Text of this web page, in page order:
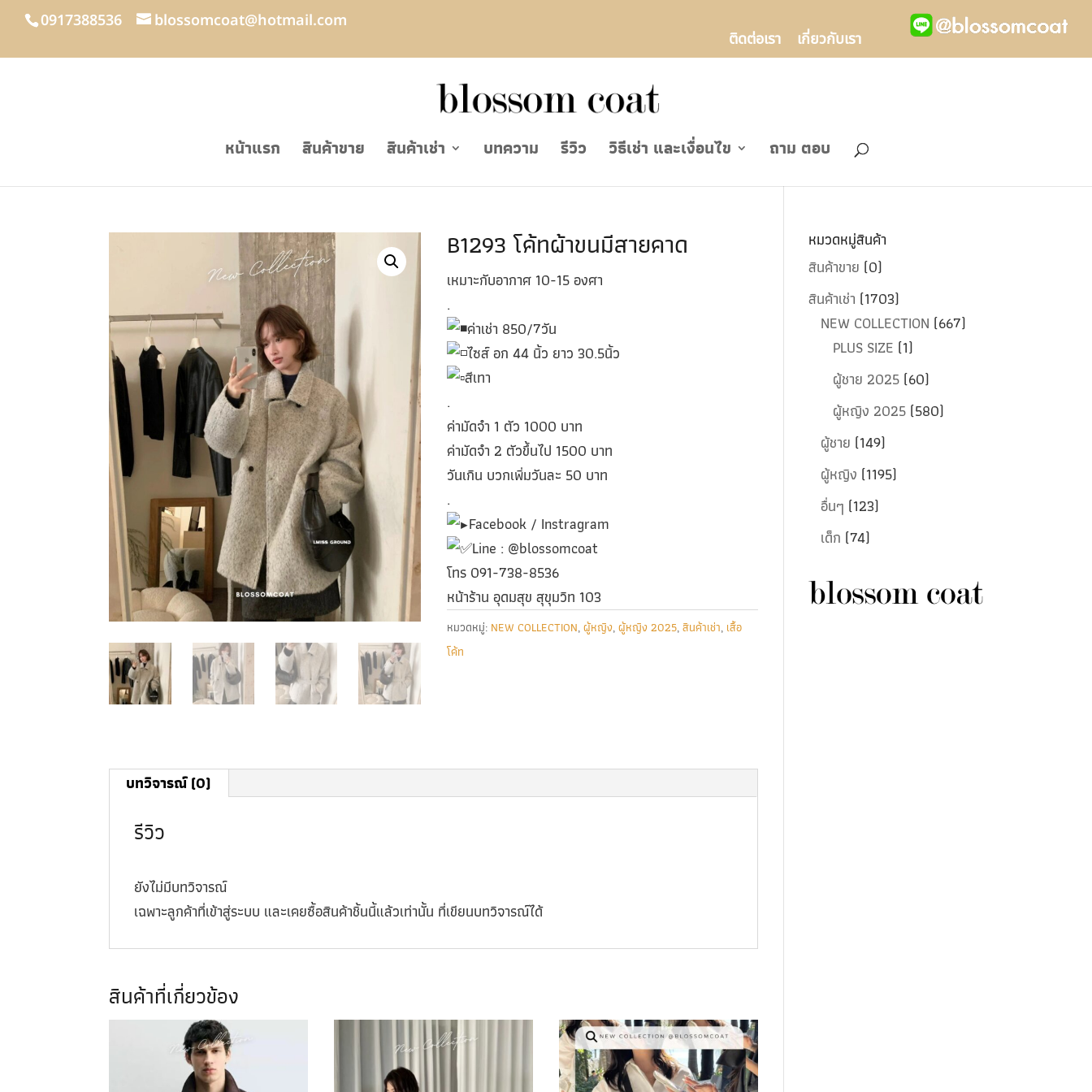
0917388536
blossomcoat@hotmail.com
ติดต่อเรา
เกี่ยวกับเรา
หน้าแรก สินค้าขาย สินค้าเช่า บทความ รีวิว วิธีเช่า และเงื่อนไข ถาม ตอบ
B1293 โค้ทผ้าขนมีสายคาด
เหมาะกับอากาศ 10-15 องศา
.
ค่าเช่า 850/7วัน
ไซส์ อก 44 นิ้ว ยาว 30.5นิ้ว
สีเทา
.
ค่ามัดจำ 1 ตัว 1000 บาท
ค่ามัดจำ 2 ตัวขึ้นไป 1500 บาท
วันเกิน บวกเพิ่มวันละ 50 บาท
.
Facebook / Instragram
Line : @blossomcoat
โทร 091-738-8536
หน้าร้าน อุดมสุข สุขุมวิท 103
หมวดหมู่: NEW COLLECTION,ผู้หญิง,ผู้หญิง 2025,สินค้าเช่า, เสื้อ
โค้ท
บทวิจารณ์ (0)
รีวิว
ยังไม่มีบทวิจารณ์
เฉพาะลูกค้าที่เข้าสู่ระบบ และเคยซื้อสินค้าชิ้นนี้แล้วเท่านั้น ที่เขียนบทวิจารณ์ได้
สินค้าที่เกี่ยวข้อง
หมวดหมู่สินค้า
สินค้าขาย (0)
สินค้าเช่า (1703)
NEW COLLECTION (667)
PLUS SIZE (1)
ผู้ชาย 2025 (60)
ผู้หญิง 2025 (580)
ผู้ชาย (149)
ผู้หญิง (1195)
อื่นๆ (123)
เด็ก (74)